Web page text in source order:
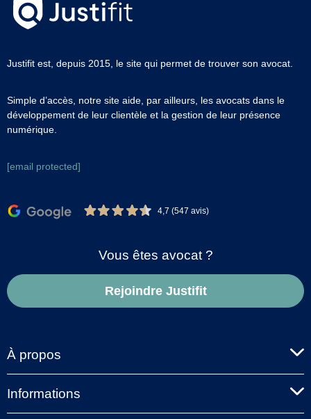
Justifit est, depuis 2015, le site qui permet de trouver son avocat.
Simple d’accès, notre site aide, par ailleurs, les avocats dans le
développement de leur clientèle et la gestion de leur présence
numérique.
[email protected]
4,7 (547 avis)
Vous êtes avocat ?
Rejoindre Justifit
À propos
Informations